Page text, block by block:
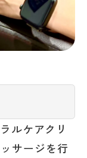
ルケアクリ
サージを行